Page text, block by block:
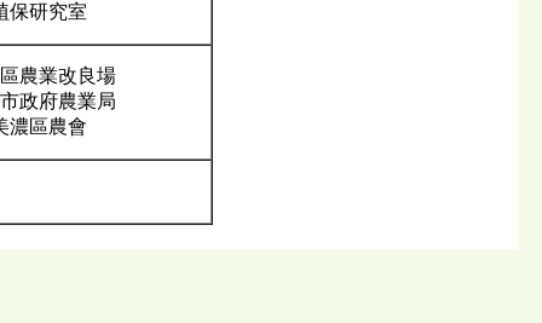
保研究室
農業改良場
政府農業局
濃區農會